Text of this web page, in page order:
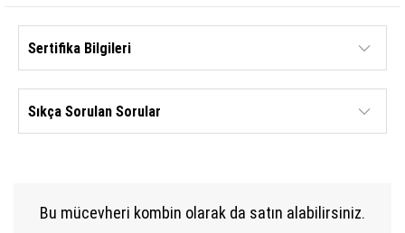
Sertifika Bilgileri
Sıkça Sorulan Sorular
Bu mücevheri kombin olarak da satın alabilirsiniz.